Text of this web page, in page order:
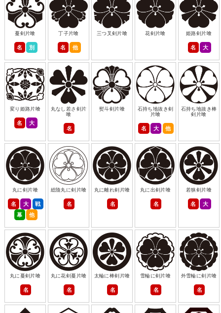
蔓剣片喰
名 別
丁子片喰
名 他
三つ叉剣片喰 花剣片喰 姫路剣片喰
名 大
変り姫路片喰
名 大
丸なし若さ剣片
喰
名
熨斗剣片喰
石持ち地抜き剣
片喰
名 大 他
石持ち地抜き棒
剣片喰
丸に剣片喰
名 大
戦
幕
他
総陰丸に剣片喰
名
丸に離れ剣片喰
名
丸に出剣片喰
名
若狭剣片喰
名 大
丸に蔓剣片喰
名
丸に花剣蔓片喰
名
太輪に棒剣片喰
名
雪輪に剣片喰
名
外雪輪に剣片喰
名